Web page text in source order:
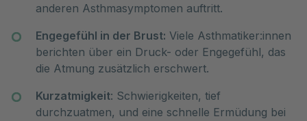
anderen Asthmasymptomen auftritt.
Engegefühl in der Brust: Viele Asthmatiker:innen
berichten über ein Druck- oder Engegefühl, das
die Atmung zusätzlich erschwert.
Kurzatmigkeit: Schwierigkeiten, tief
durchzuatmen, und eine schnelle Ermüdung bei